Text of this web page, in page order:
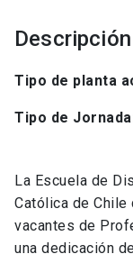
Tipo de planta
Tipo de
La Escuela de
Católica de Chile
vacantes de
una dedicación